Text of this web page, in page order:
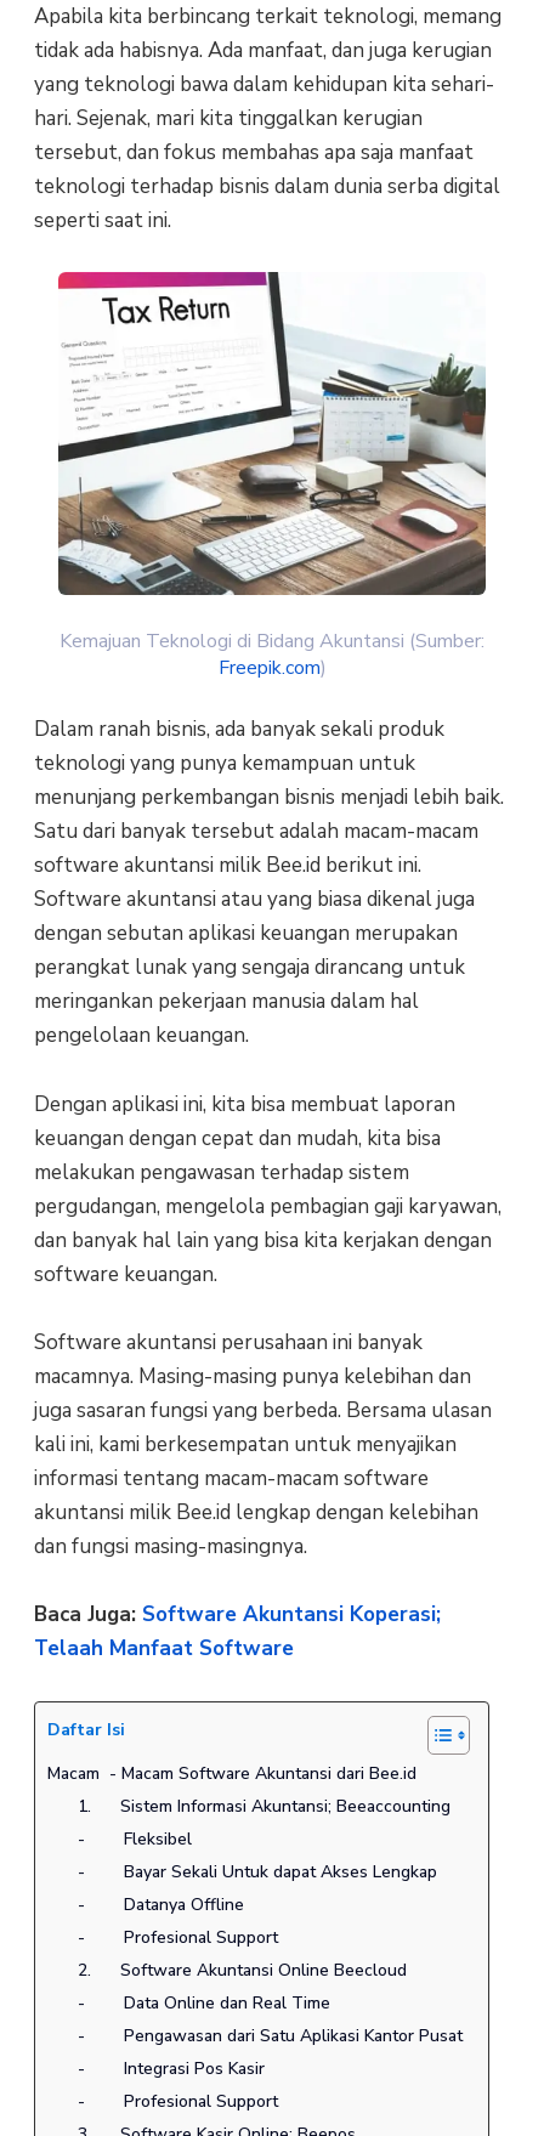
Apabila kita berbincang terkait teknologi, memang
tidak ada habisnya. Ada manfaat, dan juga kerugian
yang teknologi bawa dalam kehidupan kita sehari-
hari. Sejenak, mari kita tinggalkan kerugian
tersebut, dan fokus membahas apa saja manfaat
teknologi terhadap bisnis dalam dunia serba digital
seperti saat ini.
Kemajuan Teknologi di Bidang Akuntansi (Sumber:
Freepik.com)
Dalam ranah bisnis, ada banyak sekali produk
teknologi yang punya kemampuan untuk
menunjang perkembangan bisnis menjadi lebih baik.
Satu dari banyak tersebut adalah macam-macam
software akuntansi milik Bee.id berikut ini.
Software akuntansi atau yang biasa dikenal juga
dengan sebutan aplikasi keuangan merupakan
perangkat lunak yang sengaja dirancang untuk
meringankan pekerjaan manusia dalam hal
pengelolaan keuangan.
Dengan aplikasi ini, kita bisa membuat laporan
keuangan dengan cepat dan mudah, kita bisa
melakukan pengawasan terhadap sistem
pergudangan, mengelola pembagian gaji karyawan,
dan banyak hal lain yang bisa kita kerjakan dengan
software keuangan.
Software akuntansi perusahaan ini banyak
macamnya. Masing-masing punya kelebihan dan
juga sasaran fungsi yang berbeda. Bersama ulasan
kali ini, kami berkesempatan untuk menyajikan
informasi tentang macam-macam software
akuntansi milik Bee.id lengkap dengan kelebihan
dan fungsi masing-masingnya.
Baca Juga: Software Akuntansi Koperasi;
Telaah Manfaat Software
Daftar Isi
Macam - Macam Software Akuntansi dari Bee.id
1. Sistem Informasi Akuntansi; Beeaccounting
- Fleksibel
- Bayar Sekali Untuk dapat Akses Lengkap
- Datanya Offline
- Profesional Support
2. Software Akuntansi Online Beecloud
- Data Online dan Real Time
- Pengawasan dari Satu Aplikasi Kantor Pusat
- Integrasi Pos Kasir
- Profesional Support